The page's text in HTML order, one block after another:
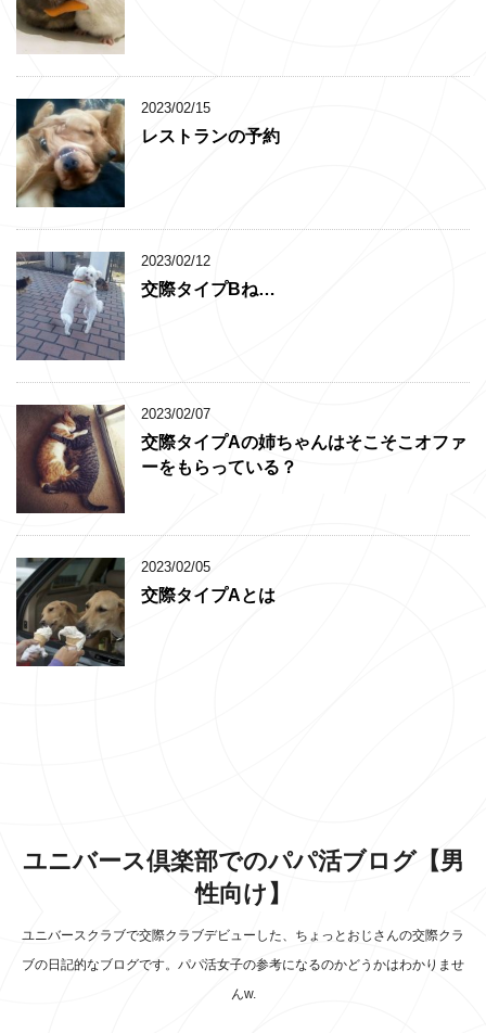
2023/02/15
レストランの予約
2023/02/12
交際タイプBね…
2023/02/07
交際タイプAの姉ちゃんはそこそこオファ
ーをもらっている？
2023/02/05
交際タイプAとは
ユニバース倶楽部でのパパ活ブログ【男
性向け】
ユニバースクラブで交際クラブデビューした、ちょっとおじさんの交際クラ
ブの日記的なブログです。パパ活女子の参考になるのかどうかはわかりませ
んw.